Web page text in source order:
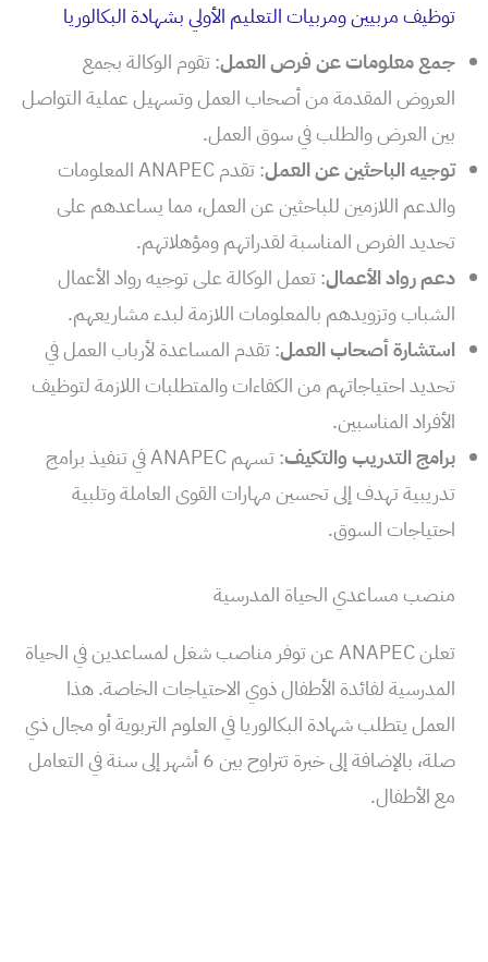
توظيف مربيين ومربيات التعليم الأولي بشهادة البكالوريا
جمع معلومات عن فرص العمل: تقوم الوكالة بجمع
العروض المقدمة من أصحاب العمل وتسهيل عملية التواصل
بين العرض والطلب في سوق العمل.
توجيه الباحثين عن العمل
: تقدم ANAPEC المعلومات
والدعم اللازمين للباحثين عن العمل، مما يساعدهم على
تحديد الفرص المناسبة لقدراتهم ومؤهلاتهم.
دعم رواد الأعمال: تعمل الوكالة على توجيه رواد الأعمال
الشباب وتزويدهم بالمعلومات اللازمة لبدء مشاريعهم.
استشارة أصحاب العمل: تقدم المساعدة لأرباب العمل في
تحديد احتياجاتهم من الكفاءات والمتطلبات اللازمة لتوظيف
الأفراد المناسبين.
برامج التدريب والتكيف
: تسهم ANAPEC في تنفيذ برامج
تدريبية تهدف إلى تحسين مهارات القوى العاملة وتلبية
احتياجات السوق.
منصب مساعدي الحياة المدرسية
تعلن ANAPEC عن توفر مناصب شغل لمساعدين في الحياة
المدرسية لفائدة الأطفال ذوي الاحتياجات الخاصة. هذا
العمل يتطلب شهادة البكالوريا في العلوم التربوية أو مجال ذي
صلة، بالإضافة إلى خبرة تتراوح بين 6 أشهر إلى سنة في التعامل
مع الأطفال.